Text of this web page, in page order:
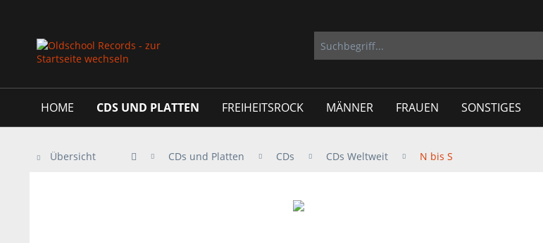
HOME CDS UND PLATTEN FREIHEITSROCK MÄNNER FRAUEN SONSTIGES
Übersicht CDs und Platten CDs CDs Weltweit N bis S